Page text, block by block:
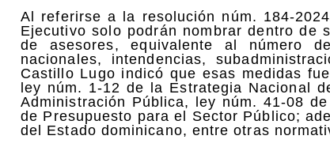
Al referirse a la resolución núm. 184-
Ejecutivo solo podrán nombrar dentro de
de asesores, equivalente al número
nacionales, intendencias,
Castillo Lugo indicó que esas medidas
ley núm. 1-12 de la Estrategia Nacional
Administración Pública, ley núm. 41-08
de Presupuesto para el Sector Público;
del Estado dominicano, entre otras